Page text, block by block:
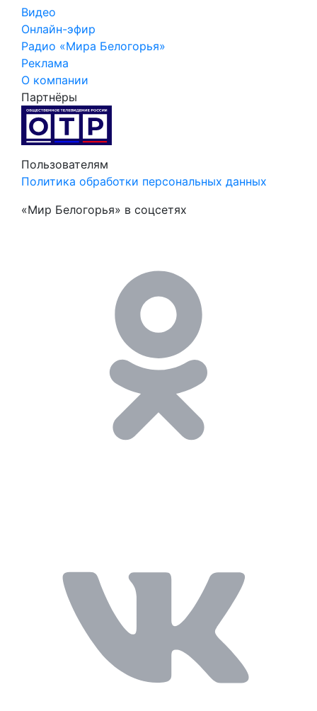
Видео
Онлайн-эфир
Радио «Мира Белогорья»
Реклама
О компании
Партнёры
Пользователям
Политика обработки персональных данных
«Мир Белогорья» в соцсетях